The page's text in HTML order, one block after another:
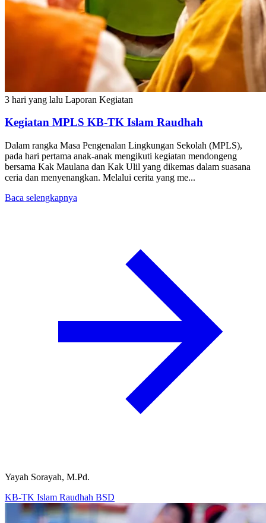
3 hari yang lalu Laporan Kegiatan
Kegiatan MPLS KB-TK Islam Raudhah
Dalam rangka Masa Pengenalan Lingkungan Sekolah (MPLS),
pada hari pertama anak-anak mengikuti kegiatan mendongeng
bersama Kak Maulana dan Kak Ulil yang dikemas dalam suasana
ceria dan menyenangkan. Melalui cerita yang me...
Baca selengkapnya
Yayah Sorayah, M.Pd.
KB-TK Islam Raudhah BSD